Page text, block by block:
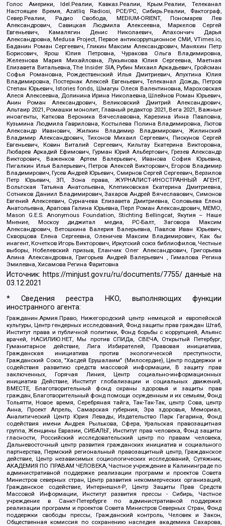
Голос Америки, Idel.Реалии, Кавказ.Реалии, Крым.Реалии, Телеканал
Настоящее Время, Azatliq Radiosi, PCE/PC, Сибирь.Реалии, Фактограф,
Север.Реалии, Радио Свобода, MEDIUM-ORIENT, Пономарев Лев
Александрович, Савицкая Людмила Алексеевна, Маркелов Сергей
Евгеньевич, Камалягин Денис Николаевич, Апахончич Дарья
Александровна, Medusa Project, Первое антикоррупционное СМИ, VTimes.io,
Баданин Роман Сергеевич, Гликин Максим Александрович, Маняхин Петр
Борисович, Ярош Юлия Петровна, Чуракова Ольга Владимировна,
Железнова Мария Михайловна, Лукьянова Юлия Сергеевна, Маетная
Елизавета Витальевна, The Insider SIA, Рубин Михаил Аркадьевич, Гройсман
Софья Романовна, Рождественский Илья Дмитриевич, Апухтина Юлия
Владимировна, Постернак Алексей Евгеньевич, Телеканал Дождь, Петров
Степан Юрьевич, Istories fonds, Шмагун Олеся Валентиновна, Мароховская
Алеся Алексеевна, Долинина Ирина Николаевна, Шлейнов Роман Юрьевич,
Анин Роман Александрович, Великовский Дмитрий Александрович,
Альтаир 2021, Ромашки монолит, Главный редактор 2021, Вега 2021, Важные
иноагенты, Каткова Вероника Вячеславовна, Карезина Инна Павловна,
Кузьмина Людмила Гавриловна, Костылева Полина Владимировна, Лютов
Александр Иванович, Жилкин Владимир Владимирович, Жилинский
Владимир Александрович, Тихонов Михаил Сергеевич, Пискунов Сергей
Евгеньевич, Ковин Виталий Сергеевич, Кильтау Екатерина Викторовна,
Любарев Аркадий Ефимович, Гурман Юрий Альбертович, Грезев Александр
Викторович, Важенков Артем Валерьевич, Иванова София Юрьевна,
Пигалкин Илья Валерьевич, Петров Алексей Викторович, Егоров Владимир
Владимирович, Гусев Андрей Юрьевич, Смирнов Сергей Сергеевич, Верзилов
Петр Юрьевич, ЗП, Зона права, ЖУРНАЛИСТ-ИНОСТРАННЫЙ АГЕНТ,
Вольтская Татьяна Анатольевна, Клепиковская Екатерина Дмитриевна,
Сотников Даниил Владимирович, Захаров Андрей Вячеславович, Симонов
Евгений Алексеевич, Сурначева Елизавета Дмитриевна, Соловьева Елена
Анатольевна, Арапова Галина Юрьевна, Перл Роман Александрович, МЕМО,
Mason G.E.S. Anonymous Foundation, Stichting Bellingcat, Якутия – Наше
Мнение, Москоу диджитал медиа, РС-Балт, Заговора Максим
Александрович, Ветошкина Валерия Валерьевна, Павлов Иван Юрьевич,
Скворцова Елена Сергеевна, Оленичев Максим Владимирович, Как бы
инагент, Кочетков Игорь Викторович, Иркутский союз библиофилов, Честные
выборы, Нобелевский призыв, Еланчик Олег Александрович, Григорьева
Алина Александровна, Григорьев Андрей Валерьевич , Гималова Регина
Эмилевна, Хисамова Регина Фаритовна
Источник: https://minjust.gov.ru/ru/documents/7755/ данные на
03.12.2021
* Сведения реестра НКО, выполняющих функции
иностранного агента:
Гражданин.Армия.Право, Нижегородский центр немецкой и европейской
культуры, Центр гендерных исследований, Фонд защиты прав граждан Штаб,
Институт права и публичной политики, Фонд борьбы с коррупцией, Альянс
врачей, НАСИЛИЮ.НЕТ, Мы против СПИДа, СВЕЧА, Открытый Петербург,
Гуманитарное действие, Лига Избирателей, Правовая инициатива,
Гражданская инициатива против экологической преступности,
Гражданский Союз, "Хасдей Ерушалаим" (Милосердие), Центр поддержки и
содействия развитию средств массовой информации, В защиту прав
заключенных, Горячая Линия, Центр социально-информационных
инициатив Действие, Институт глобализации и социальных движений,
ВМЕСТЕ, Благотворительный фонд охраны здоровья и защиты прав
граждан, Благотворительный фонд помощи осужденным и их семьям, Фонд
Тольятти, Новое время, Серебряная тайга, Так-Так-Так, центр Сова, центр
Анна, Проект Апрель, Самарская губерния, Эра здоровья, Мемориал,
Аналитический Центр Юрия Левады, Издательство Парк Гагарина, Фонд
содействия имени Андрея Рылькова, Сфера, Уральская правозащитная
группа, Женщины Евразии, СИБАЛЬТ, Институт прав человека, Фонд защиты
гласности, Российский исследовательский центр по правам человека,
Дальневосточный центр развития гражданских инициатив и социального
партнерства, Пермский региональный правозащитный центр, Гражданское
действие, Центр независимых социологических исследований, Сутяжник,
АКАДЕМИЯ ПО ПРАВАМ ЧЕЛОВЕКА, Частное учреждение в Калининграде по
административной поддержке реализации программ и проектов Совета
Министров северных стран, Центр развития некоммерческих организаций,
Гражданское содействие, Интернешнл-Р, Центр Защиты Прав Средств
Массовой Информации, Институт развития прессы - Сибирь, Частное
учреждение в Санкт-Петербурге по административной поддержке
реализации программ и проектов Совета Министров Северных Стран, Фонд
поддержки свободы прессы, Гражданский контроль, Человек и Закон,
Общественная комиссия по сохранению наследия академика Сахарова,